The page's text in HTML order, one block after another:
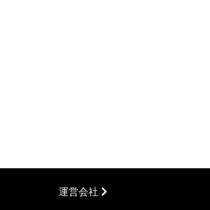
運営会社